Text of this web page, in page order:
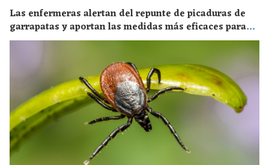
Las enfermeras alertan del repunte de picaduras de
garrapatas y aportan las medidas más eficaces para
evitar las enfermedades derivadas